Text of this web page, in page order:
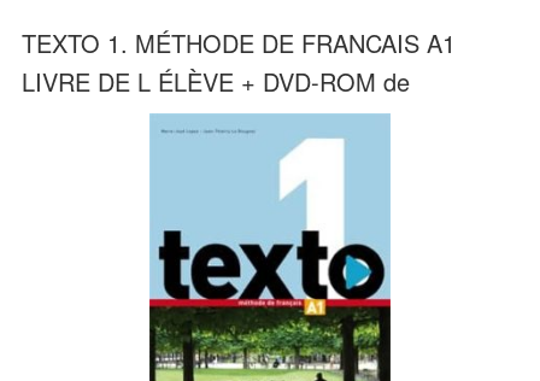
TEXTO 1. MÉTHODE DE FRANCAIS A1
LIVRE DE L ÉLÈVE + DVD-ROM de